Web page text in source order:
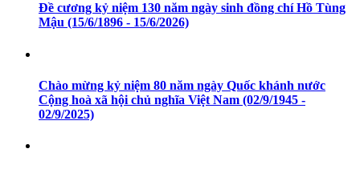
Đề cương kỷ niệm 130 năm ngày sinh đồng chí Hồ Tùng
Mậu (15/6/1896 - 15/6/2026)
Chào mừng kỷ niệm 80 năm ngày Quốc khánh nước
Cộng hoà xã hội chủ nghĩa Việt Nam (02/9/1945 -
02/9/2025)